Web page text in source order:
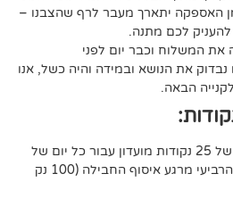
לרף שהצבנו –
לפני
והיה כשל, אנו
של 25 נקודות מועדון עבור כל יום של
המתנה, החל מיום העסקים הרביעי מרגע איסוף החבילה (100 נק